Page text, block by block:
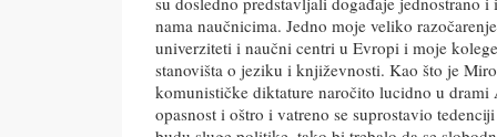
nama naučnicima. Jedno moje veliko
univerziteti i naučni centri u Evropi i moje
stanovišta o jeziku i književnosti. Kao što je
komunističke diktature naročito lucidno u drami
opasnost i oštro i vatreno se suprostavio